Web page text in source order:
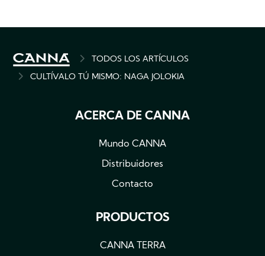
BREADCRUMBTODOS LOS ARTÍCULOS
CULTÍVALO TÚ MISMO: NAGA JOLOKIA
ACERCA DE CANNA
Mundo CANNA
Distribuidores
Contacto
PRODUCTOS
CANNA TERRA